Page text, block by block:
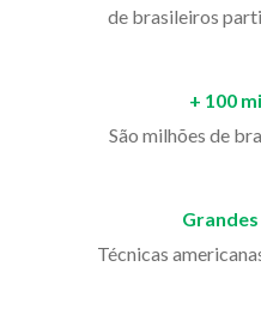
de brasileiros
+ 100
São milhões de
Técnicas